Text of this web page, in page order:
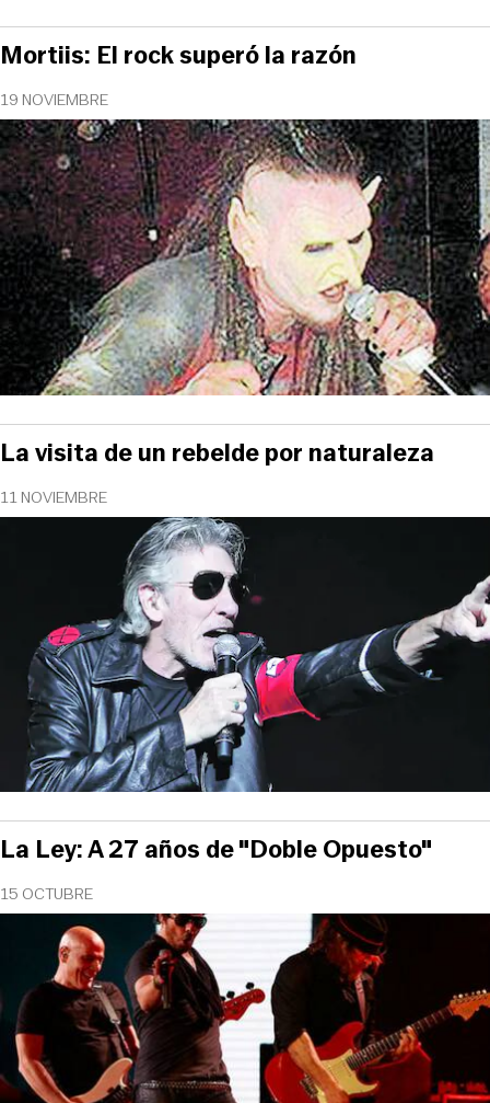
19 NOVIEMBRE
Mortiis: El rock superó la razón
11 NOVIEMBRE
La visita de un rebelde por naturaleza
15 OCTUBRE
La Ley: A 27 años de "Doble Opuesto"